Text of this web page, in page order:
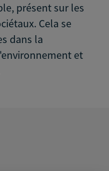
présent sur les
Cela se
dans la
et